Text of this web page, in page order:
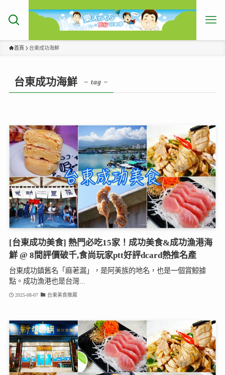
首頁 台東成功海鮮
台東成功海鮮 – tag –
[台東成功美食] 熱門必吃15家！成功美食&成功漁港海
鮮 @ 8間評價破千,食尚玩家ptt好評dcard熱推名產
台東成功鎮舊名「麻荖漏」，是阿美族的地名，也是一個賞鯨據
點。成功漁港也是台灣...
2025-08-07 台東美食推薦